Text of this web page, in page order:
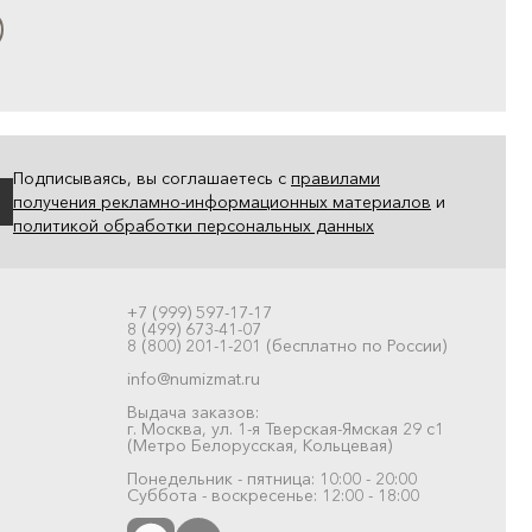
Подписываясь, вы соглашаетесь с правилами
получения рекламно-информационных материалов и
политикой обработки персональных данных
+7 (999) 597-17-17
8 (499) 673-41-07
8 (800) 201-1-201 (бесплатно по России)
info@numizmat.ru
Выдача заказов:
г. Москва, ул. 1-я Тверская-Ямская 29 с1
(Метро Белорусская, Кольцевая)
Понедельник - пятница: 10:00 - 20:00
Суббота - воскресенье: 12:00 - 18:00